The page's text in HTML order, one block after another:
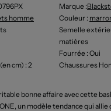
Marque :
homme Couleur :
Semelle
matières
Fourrée : Oui
cm) : 2
Chaussures
bonne affaire avec cette
un modèle tendance qui